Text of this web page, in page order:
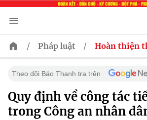
/ Pháp luật / Hoàn thiện
Theo dõi Báo Thanh tra trên
Quy định về công tác
trong Công an nhân